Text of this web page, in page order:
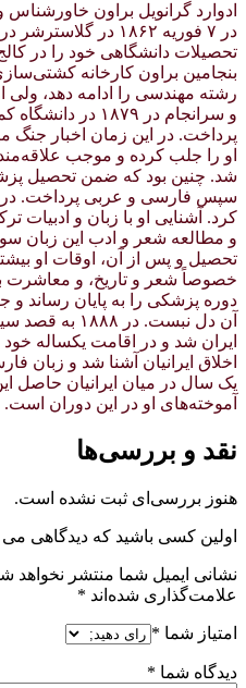
ادوارد گرانویل براون خاورشناس
در ۷ فوریه ۱۸۶۲ در
تحصیلات دانشگاهی خود را در
بنجامین براون کارخانه
رشته مهندسی را ادامه دهد،
و سرانجام در ۱۸۷۹
او را جلب کرده و موجب
شد. چنین بود که ضمن تحصیل
کرد. آشنایی او با زبان و ادبیات
و مطالعه شعر و ادب این زبان
تحصیل و پس از آن، اوقات او
دوره پزشکی را به پایان رساند و
آن دل نبست. در
ایران شد و در اقامت یکساله خود
اخلاق ایرانیان آشنا شد و زبان
یک سال در میان ایرانیان حاصل
آموخته‌های او در این دوران است.
نقد و بررسی‌ها
هنوز بررسی‌ای ثبت نشده است.
اولین کسی باشید که دیدگاهی می
نشانی ایمیل شما منتشر نخواهد
علامت‌گذاری شده‌اند *
امتیاز شما *
دیدگاه شما *